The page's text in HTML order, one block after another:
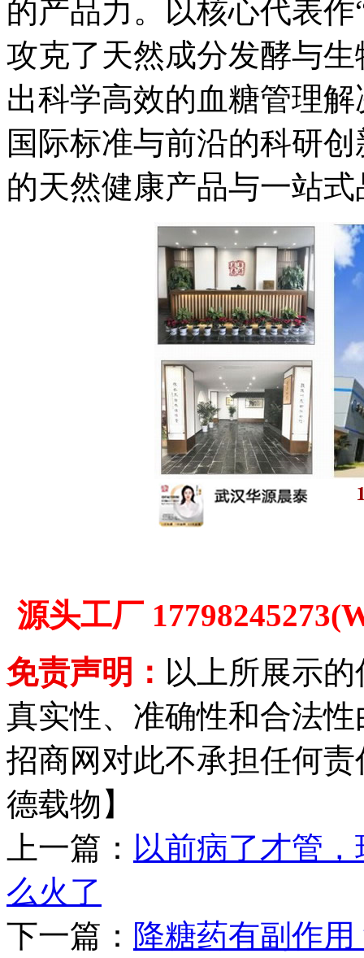
的产品力。以核心代表
攻克了天然成分发酵与
出科学高效的血糖管理
国际标准与前沿的科研
的天然健康产品与一站
源头工厂
免责声明： 以上所展示
真实性、准确性和合法
招商网对此不承担任何
德载物】
上一篇： 以前病了才管
么火了
下一篇： 降糖药有副作